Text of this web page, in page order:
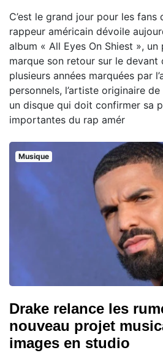
C’est le grand jour pour les fans
rappeur américain dévoile
album « All Eyes On Shiest »,
marque son retour sur le devant
plusieurs années marquées par
personnels, l’artiste originaire
un disque qui doit confirmer sa
importantes du rap amér
Musique
Drake relance les
nouveau projet
images en studio